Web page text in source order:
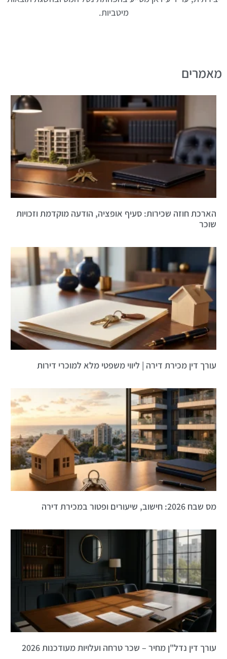
מיטביות.
מאמרים
הארכת חוזה שכירות: סעיף אופציה, הודעה מוקדמת וזכויות
שוכר
עורך דין מכירת דירה | ליווי משפטי מלא למוכרי דירות
מס שבח 2026: חישוב, שיעורים ופטור במכירת דירה
עורך דין נדל"ן מחיר – שכר טרחה ועלויות מעודכנות 2026